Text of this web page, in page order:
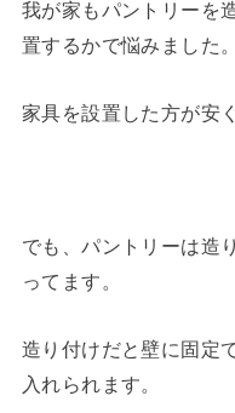
我が家もパントリーを
置するかで悩みました。
家具を設置した方が安
でも、パントリーは造
ってます。
造り付けだと壁に固定
入れられます。